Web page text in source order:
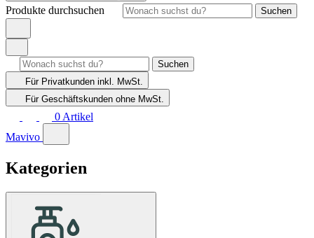
Produkte durchsuchen Suchen
Suchen
Für Privatkunden inkl. MwSt.
Für Geschäftskunden ohne MwSt.
0 Artikel
Mavivo
Kategorien